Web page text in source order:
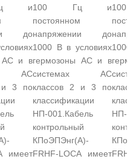
и
до
АС и в
АС
и 3 по
имеет
100 Гц и
постоянном
напряжении до
1000 В в условиях
гермозоны АС и в
системах АС
классов 2 и 3 по
классификации
НП-001.Кабель
контрольный
КПоЭПЭнг(А)-
FRHF-LOCA имеет
1000
НП-